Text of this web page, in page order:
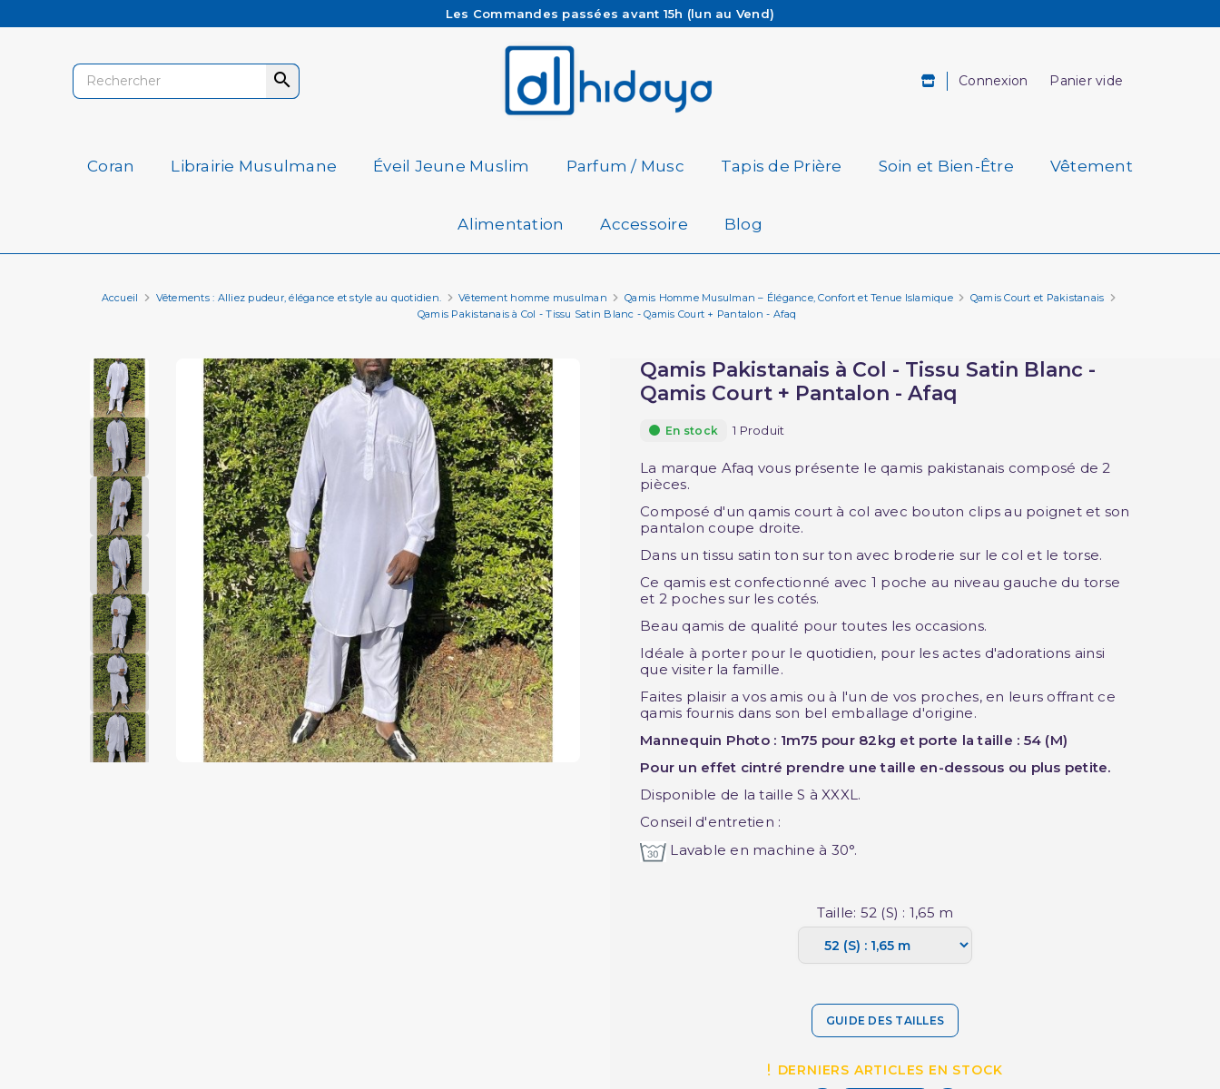
Les Commandes passées avant 15h (lun au Vend)
Besoin d'aide ? Retrouvez notre FAQ
Livraison offerte à partir de 65€ d'achat*
 Connexion Panier vide
Coran Librairie Musulmane Éveil Jeune Muslim Parfum / Musc Tapis de Prière Soin et Bien-Être Vêtement
Alimentation Accessoire Blog
Accueil Vêtements : Alliez pudeur, élégance et style au quotidien. Vêtement homme musulman Qamis Homme Musulman – Élégance, Confort et Tenue Islamique
Qamis Court et Pakistanais
Qamis Pakistanais à Col - Tissu Satin Blanc - Qamis Court + Pantalon - Afaq
Qamis Pakistanais à Col - Tissu Satin Blanc -
Qamis Court + Pantalon - Afaq
En stock 1 Produit
La marque Afaq vous présente le qamis pakistanais composé de 2
pièces.
Composé d'un qamis court à col avec bouton clips au poignet et son
pantalon coupe droite.
Dans un tissu satin ton sur ton avec broderie sur le col et le torse.
Ce qamis est confectionné avec 1 poche au niveau gauche du torse
et 2 poches sur les cotés.
Beau qamis de qualité pour toutes les occasions.
Idéale à porter pour le quotidien, pour les actes d'adorations ainsi
que visiter la famille.
Faites plaisir a vos amis ou à l'un de vos proches, en leurs offrant ce
qamis fournis dans son bel emballage d'origine.
Mannequin Photo : 1m75 pour 82kg et porte la taille : 54 (M)
Pour un effet cintré prendre une taille en-dessous ou plus petite.
Disponible de la taille S à XXXL.
Conseil d'entretien :
Lavable en machine à 30°.
Taille: 52 (S) : 1,65 m
GUIDE DES TAILLES
DERNIERS ARTICLES EN STOCK